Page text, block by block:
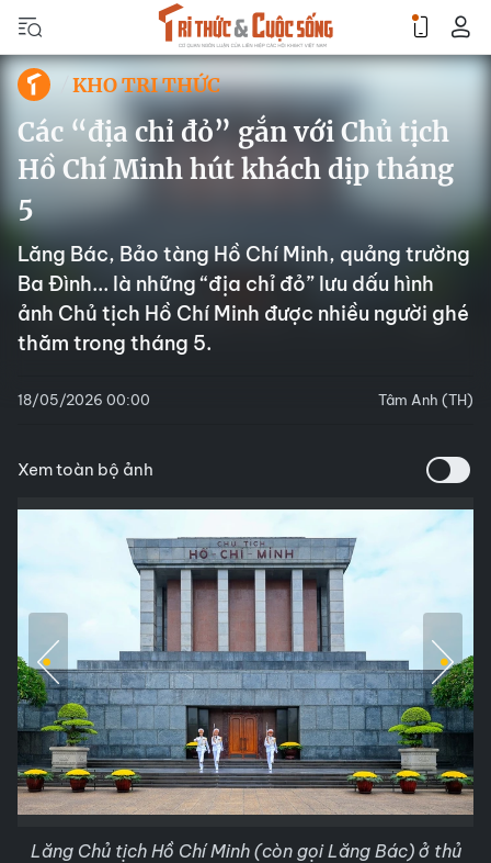
KHO TRI THỨC
Các “địa chỉ đỏ” gắn với Chủ tịch
Hồ Chí Minh hút khách dịp tháng
5
Lăng Bác, Bảo tàng Hồ Chí Minh, quảng trường
Ba Đình... là những “địa chỉ đỏ” lưu dấu hình
ảnh Chủ tịch Hồ Chí Minh được nhiều người ghé
thăm trong tháng 5.
18/05/2026 00:00 Tâm Anh (TH)
Xem toàn bộ ảnh
Lăng Chủ tịch Hồ Chí Minh (còn gọi Lăng Bác) ở thủ